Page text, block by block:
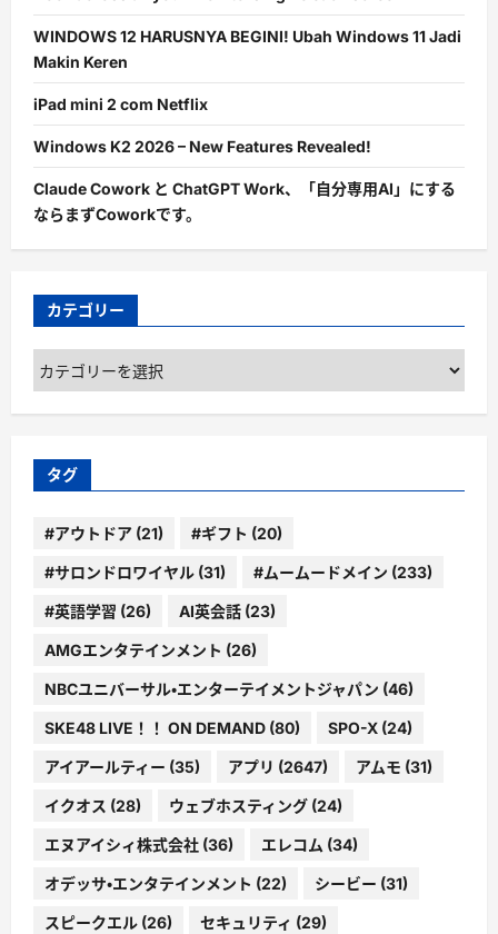
WINDOWS 12 HARUSNYA BEGINI! Ubah Windows 11 Jadi
Makin Keren
iPad mini 2 com Netflix
Windows K2 2026 – New Features Revealed!
Claude Cowork と ChatGPT Work、「自分専用AI」にする
ならまずCoworkです。
カテゴリー
カ
テ
ゴ
ー
タグ
#アウトドア (21) #ギフト (20)
#サロンドロワイヤル (31) #ムームードメイン (233)
#英語学習 (26) AI英会話 (23)
AMGエンタテインメント (26)
NBCユニバーサル・エンターテイメントジャパン (46)
SKE48 LIVE！！ ON DEMAND (80) SPO-X (24)
アイアールティー (35) アプリ (2647) アムモ (31)
イクオス (28) ウェブホスティング (24)
エヌアイシィ株式会社 (36) エレコム (34)
オデッサ・エンタテインメント (22) シービー (31)
スピークエル (26) セキュリティ (29)